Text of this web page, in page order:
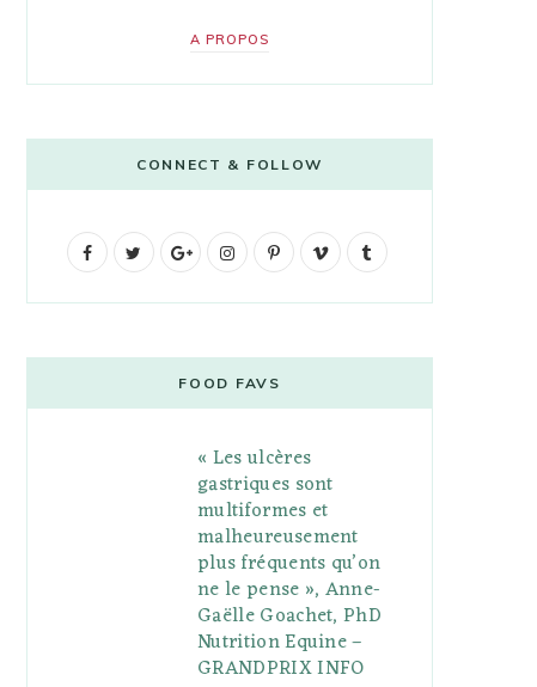
A PROPOS
CONNECT & FOLLOW
F
b
t
G
g
l
e
P
u
s
I
t
a
g
r
a
P
e
r
e
s
V
o
l
FOOD FAVS
« Les ulcères
gastriques sont
multiformes et
malheureusement
plus fréquents qu’on
ne le pense », Anne-
Gaëlle Goachet, PhD
Nutrition Equine –
GRANDPRIX INFO